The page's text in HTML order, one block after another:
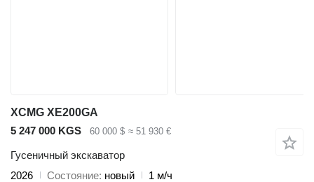
XCMG XE200GA
5 247 000 KGS
60 000 $ ≈ 51 930 €
Гусеничный экскаватор
2026
Состояние новый
1 м/ч